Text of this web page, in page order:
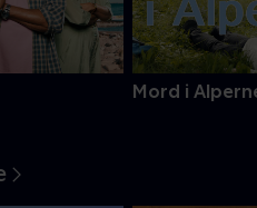
Mord i